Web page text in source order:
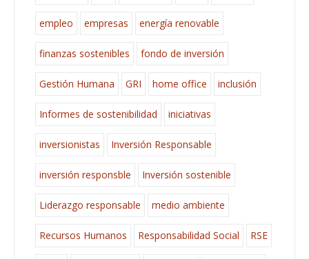
empleo empresas energía renovable
finanzas sostenibles fondo de inversión
Gestión Humana GRI home office inclusión
Informes de sostenibilidad iniciativas
inversionistas Inversión Responsable
inversión responsble Inversión sostenible
Liderazgo responsable medio ambiente
Recursos Humanos Responsabilidad Social RSE